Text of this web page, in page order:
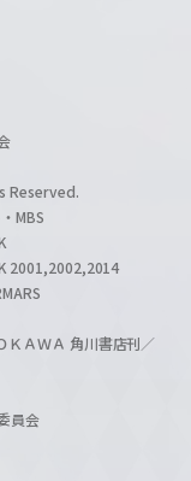
Reserved.
MBS
2001,2002,2014
ＫＡＷＡ 角川書店刊／
員会